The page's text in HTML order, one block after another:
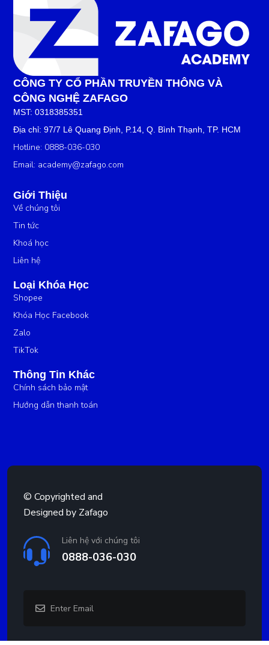
CÔNG TY CỔ PHẦN TRUYỀN THÔNG VÀ
CÔNG NGHỆ ZAFAGO
MST: 0318385351
Địa chỉ: 97/7 Lê Quang Định, P.14, Q. Bình Thạnh, TP. HCM
Hotline: 0888-036-030
Email: academy@zafago.com
Giới Thiệu
Về chúng tôi
Tin tức
Khoá học
Liên hệ
Loại Khóa Học
Shopee
Khóa Học Facebook
Zalo
TikTok
Thông Tin Khác
Chính sách bảo mật
Hướng dẫn thanh toán
© Copyrighted and
Designed by Zafago
Liên hệ với chúng tôi
0888-036-030
Email